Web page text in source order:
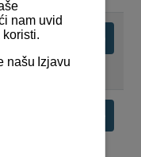
Preuzimanje